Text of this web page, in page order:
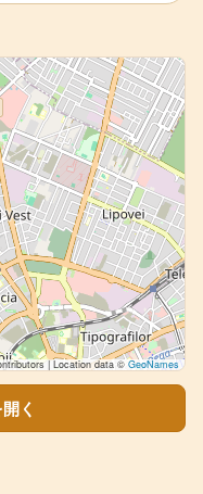
| Location data © GeoNames
く